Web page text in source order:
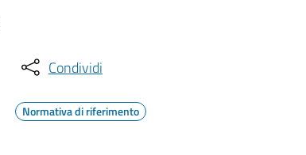
Condividi
Normativa di riferimento